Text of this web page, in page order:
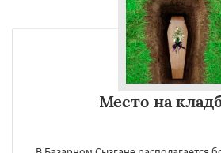
Место на